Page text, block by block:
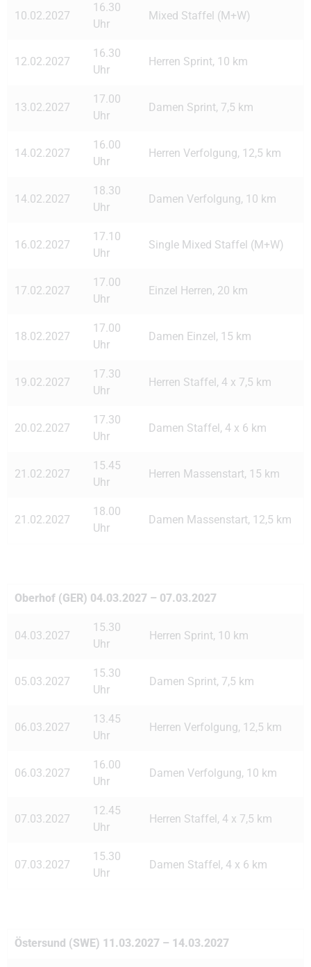
10.02.2027
16.30
Uhr
Mixed Staffel (M+W)
12.02.2027
16.30
Uhr
Herren Sprint, 10 km
13.02.2027
17.00
Uhr
Damen Sprint, 7,5 km
14.02.2027
16.00
Uhr
Herren Verfolgung, 12,5 km
14.02.2027
18.30
Uhr
Damen Verfolgung, 10 km
16.02.2027
17.10
Uhr
Single Mixed Staffel (M+W)
17.02.2027
17.00
Uhr
Einzel Herren, 20 km
18.02.2027
17.00
Uhr
Damen Einzel, 15 km
19.02.2027
17.30
Uhr
Herren Staffel, 4 x 7,5 km
20.02.2027
17.30
Uhr
Damen Staffel, 4 x 6 km
21.02.2027
15.45
Uhr
Herren Massenstart, 15 km
21.02.2027
18.00
Uhr
Damen Massenstart, 12,5 km
Oberhof (GER) 04.03.2027 – 07.03.2027
04.03.2027
15.30
Uhr
Herren Sprint, 10 km
05.03.2027
15.30
Uhr
Damen Sprint, 7,5 km
06.03.2027
13.45
Uhr
Herren Verfolgung, 12,5 km
06.03.2027
16.00
Uhr
Damen Verfolgung, 10 km
07.03.2027
12.45
Uhr
Herren Staffel, 4 x 7,5 km
07.03.2027
15.30
Uhr
Damen Staffel, 4 x 6 km
Östersund (SWE) 11.03.2027 – 14.03.2027